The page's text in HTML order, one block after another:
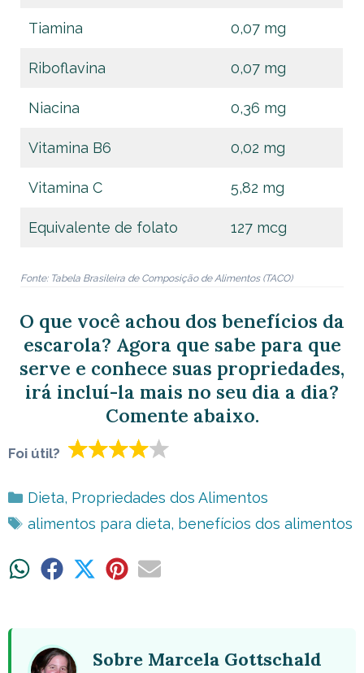
Tiamina 0,07 mg
Riboflavina 0,07 mg
Niacina 0,36 mg
Vitamina B6 0,02 mg
Vitamina C 5,82 mg
Equivalente de folato 127 mcg
Fonte: Tabela Brasileira de Composição de Alimentos (TACO)
O que você achou dos benefícios da
escarola? Agora que sabe para que
serve e conhece suas propriedades,
irá incluí-la mais no seu dia a dia?
Comente abaixo.
Foi útil?
Categorias
Dieta, Propriedades dos Alimentos
Tags
alimentos para dieta, benefícios dos alimentos
ShareShare ShareShareShare
Sobre Marcela Gottschald